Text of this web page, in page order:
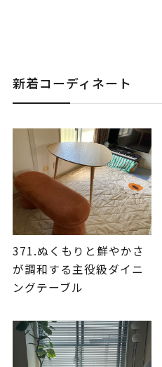
新着コーディネート
371.ぬくもりと鮮やかさ
が調和する主役級ダイニ
ングテーブル